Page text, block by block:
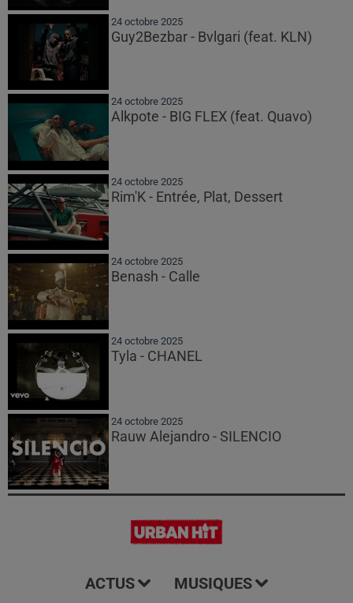
24 octobre 2025
Guy2Bezbar - Bvlgari (feat. KLN)
24 octobre 2025
Alkpote - BIG FLEX (feat. Quavo)
24 octobre 2025
Rim'K - Entrée, Plat, Dessert
24 octobre 2025
Benash - Calle
24 octobre 2025
Tyla - CHANEL
24 octobre 2025
Rauw Alejandro - SILENCIO
ACTUS MUSIQUES